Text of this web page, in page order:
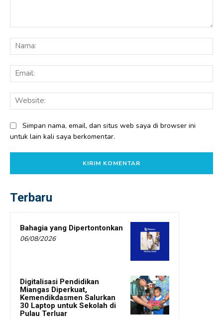
Simpan nama, email, dan situs web saya di browser ini
untuk lain kali saya berkomentar.
Terbaru
Bahagia yang Dipertontonkan
06/08/2026
Digitalisasi Pendidikan
Miangas Diperkuat,
Kemendikdasmen Salurkan
30 Laptop untuk Sekolah di
Pulau Terluar